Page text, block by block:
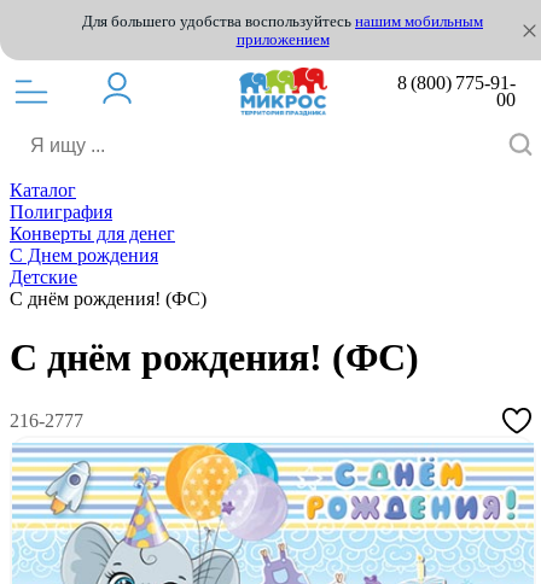
Для большего удобства воспользуйтесь нашим мобильным
приложением
8 (800) 775-91-
00
Каталог
Полиграфия
Конверты для денег
С Днем рождения
Детские
С днём рождения! (ФС)
С днём рождения! (ФС)
216-2777